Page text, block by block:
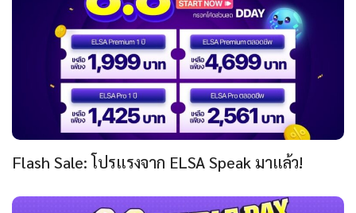
Flash Sale: โปรแรงจาก ELSA Speak มาแล้ว!